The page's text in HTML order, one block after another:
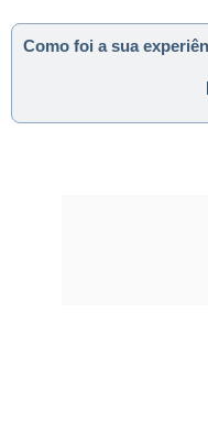
Como foi a sua